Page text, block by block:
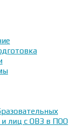
лиц с ОВЗ в ПОО